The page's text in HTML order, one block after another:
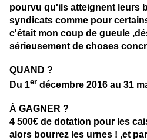
pourvu qu'ils atteignent leurs
syndicats comme pour
c'était mon coup de gueule
sérieusement de choses
QUAND ?
Du 1er décembre 2016 au 31
À GAGNER ?
4 500€ de dotation pour les
alors bourrez les urnes ! ,et